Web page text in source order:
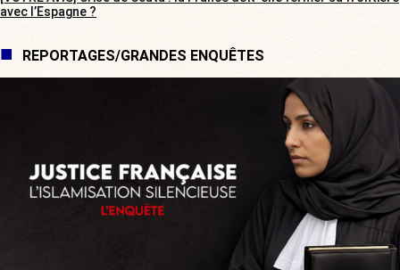
avec l’Espagne ?
REPORTAGES/GRANDES ENQUÊTES